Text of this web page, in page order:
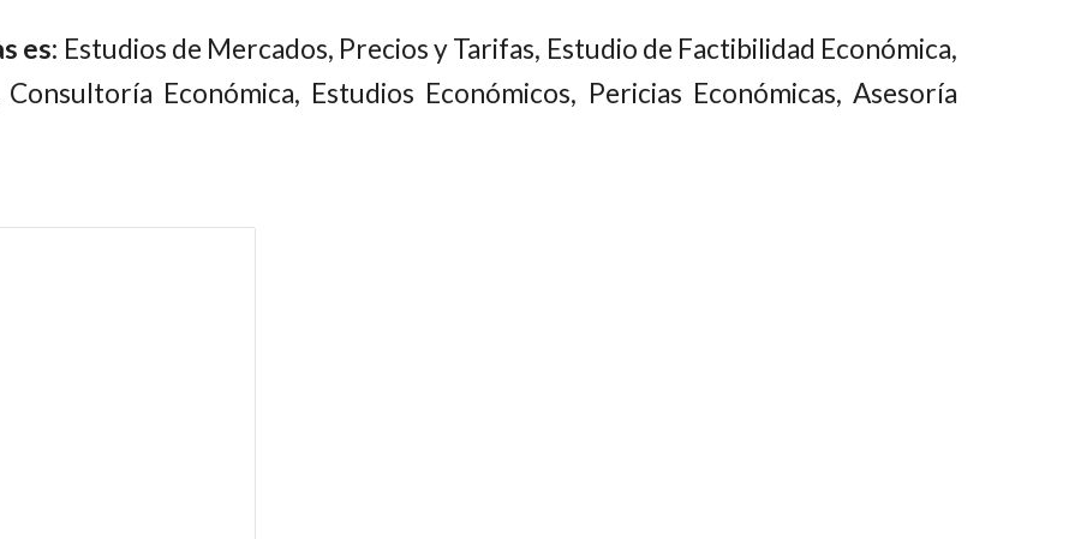
es: Estudios de Mercados, Precios y Tarifas, Estudio de Factibilidad Económica,
Económica, Estudios Económicos, Pericias Económicas, Asesoría